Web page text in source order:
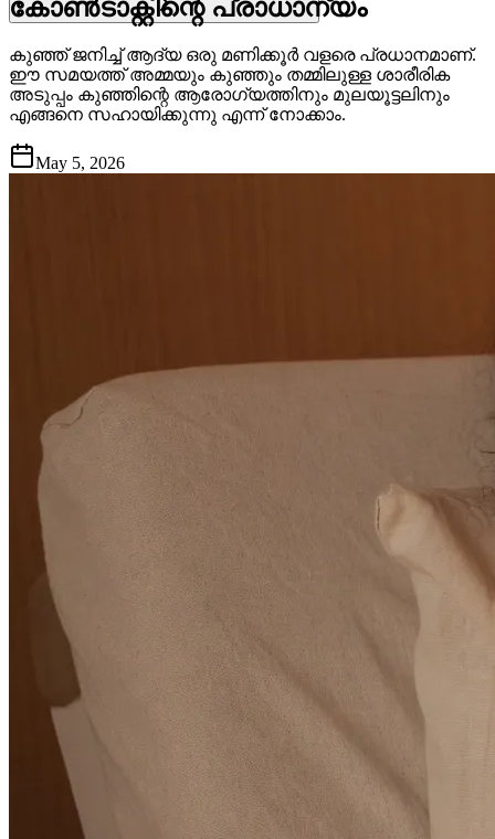
കോൺടാക്റ്റിന്റെ പ്രാധാന്യം
കുഞ്ഞ് ജനിച്ച് ആദ്യ ഒരു മണിക്കൂർ വളരെ പ്രധാനമാണ്.
ഈ സമയത്ത് അമ്മയും കുഞ്ഞും തമ്മിലുള്ള ശാരീരിക
അടുപ്പം കുഞ്ഞിന്റെ ആരോഗ്യത്തിനും മുലയൂട്ടലിനും
എങ്ങനെ സഹായിക്കുന്നു എന്ന് നോക്കാം.
May 5, 2026